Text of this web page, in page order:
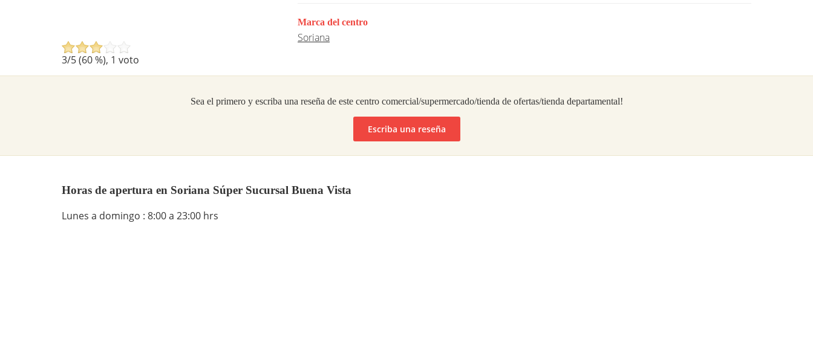
3/5 (60%), 1 voto
Marca del centro
Soriana
Sea el primero y escriba una reseña de este centro comercial/supermercado/tienda de ofertas/tienda departamental!
Escriba una reseña
Horas de apertura en Soriana Súper Sucursal Buena Vista
Lunes a domingo : 8:00 a 23:00 hrs